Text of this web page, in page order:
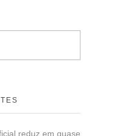
reduz em quase